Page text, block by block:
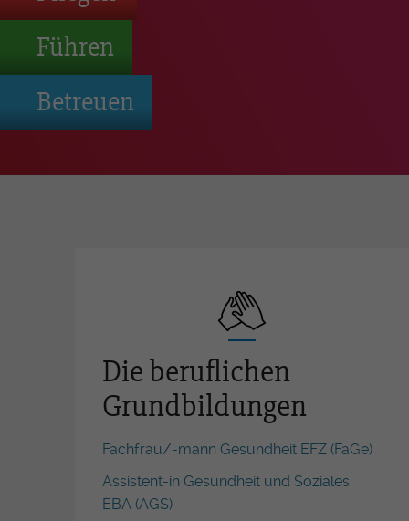
Campus Le Vivier Villaz-
FaGe - Fachfrau/-mann
Gesundheit EFZ
AGS - Assistent-in
Soziales EBA
FaBe - Fachfrau/-mann
Führen
Betreuen
Die beruflichen
Grundbildungen
Fachfrau/-mann Gesundheit EFZ (FaGe)
Assistent-in Gesundheit und Soziales
EBA (AGS)